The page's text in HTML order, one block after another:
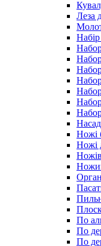
Леза
Ножі
Ножі
По
По
По